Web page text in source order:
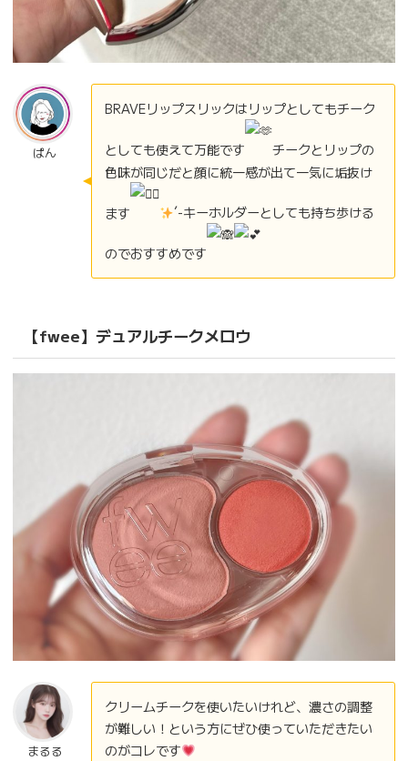
ぱん
BRAVEリップスリックはリップとしてもチーク
としても使えて万能です
チークとリップの
色味が同じだと顔に統一感が出て一気に垢抜け
ます ︎´-キーホルダーとしても持ち歩ける
のでおすすめです
【fwee】デュアルチークメロウ
まるる
クリームチークを使いたいけれど、濃さの調整
が難しい！という方にぜひ使っていただきたい
のがコレです